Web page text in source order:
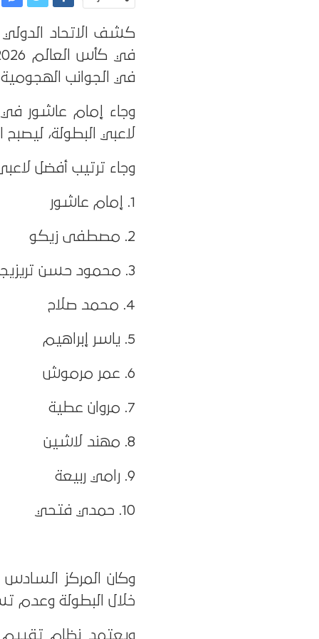
كشف الاتحاد
في الجوانب الهجومية
لاعبي البطولة، ليصبح
وجاء ترتيب أفضل
1. إمام عاشور
2. مصطفى زيكو
3. محمود حسن تريزيجيه
4. محمد صلاح
5. ياسر إبراهيم
6. عمر مرموش
7. مروان عطية
8. مهند لاشين
9. رامي ربيعة
10. حمدي فتحي
وكان المركز السادس
خلال البطولة وعدم